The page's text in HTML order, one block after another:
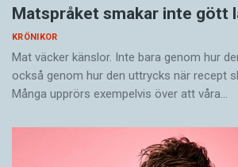
Matspråket smakar inte gött
KRÖNIKOR
Mat väcker känslor. Inte bara genom hur
också genom hur den uttrycks när recept
Många upprörs exempelvis över att våra…